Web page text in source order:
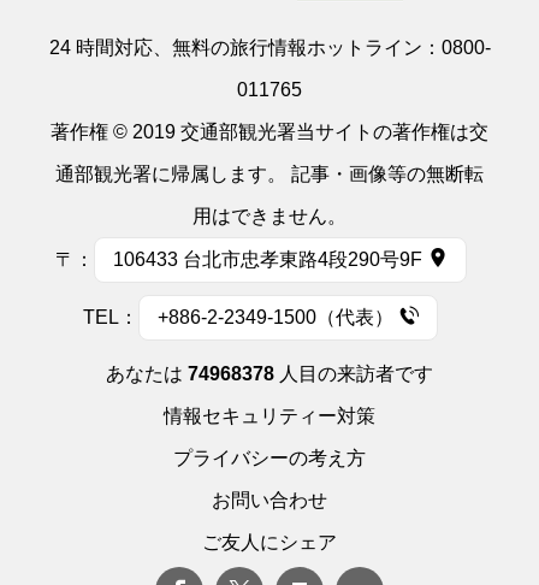
24 時間対応、無料の旅行情報ホットライン： 0800-
011765
著作権 © 2019 交通部観光署当サイトの著作権は交
通部観光署に帰属します。 記事・画像等の無断転
用はできません。
〒： 106433 台北市忠孝東路4段290号9F
TEL： +886-2-2349-1500（代表）
あなたは 74968378 人目の来訪者です
情報セキュリティー対策
プライバシーの考え方
お問い合わせ
ご友人にシェア